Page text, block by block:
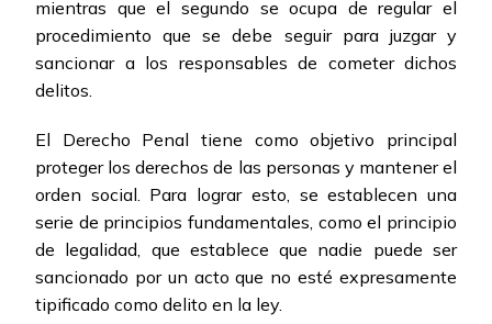
mientras que el segundo se ocupa de regular el
procedimiento que se debe seguir para juzgar y
sancionar a los responsables de cometer dichos
delitos.
El Derecho Penal tiene como objetivo principal
proteger los derechos de las personas y mantener el
orden social. Para lograr esto, se establecen una
serie de principios fundamentales, como el principio
de legalidad, que establece que nadie puede ser
sancionado por un acto que no esté expresamente
tipificado como delito en la ley.